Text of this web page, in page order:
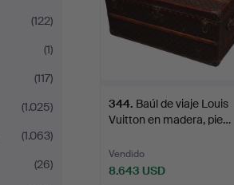
(122)
(1)
(117)
(1.025)
(1.063)
(26)
344. Baúl de viaje Louis
Vuitton en madera, pie…
Vendido
8.643 USD